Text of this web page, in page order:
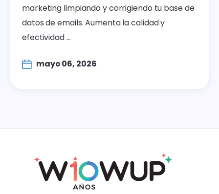
marketing limpiando y corrigiendo tu base de
datos de emails. Aumenta la calidad y
efectividad ...
mayo 06, 2026